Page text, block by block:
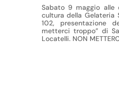
Sabato 9 maggio alle
cultura della Gelateria
102, presentazione
metterci troppo” di
Locatelli. NON